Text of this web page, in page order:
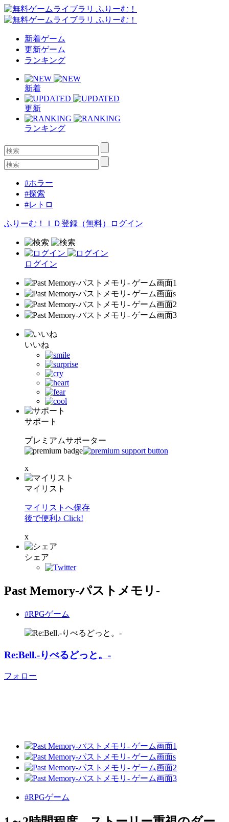
新着ゲーム
更新ゲーム
ランキング
新着
更新
ランキング
#ホラー
#探索
#レトロ
ふりーむ！ＩＤ登録（無料） ログイン
ログイン
いいね
サポート
プレミアムサポーター
x
マイリスト
マイリストへ保存
後で便利♪ Click!
x
シェア
Past Memory-パストメモリ-
#RPGゲーム
Re:Bell.-りべるどっと。-
フォロー
#RPGゲーム